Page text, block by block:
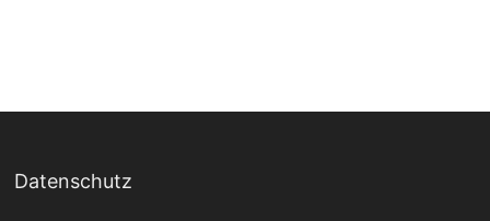
Datenschutz